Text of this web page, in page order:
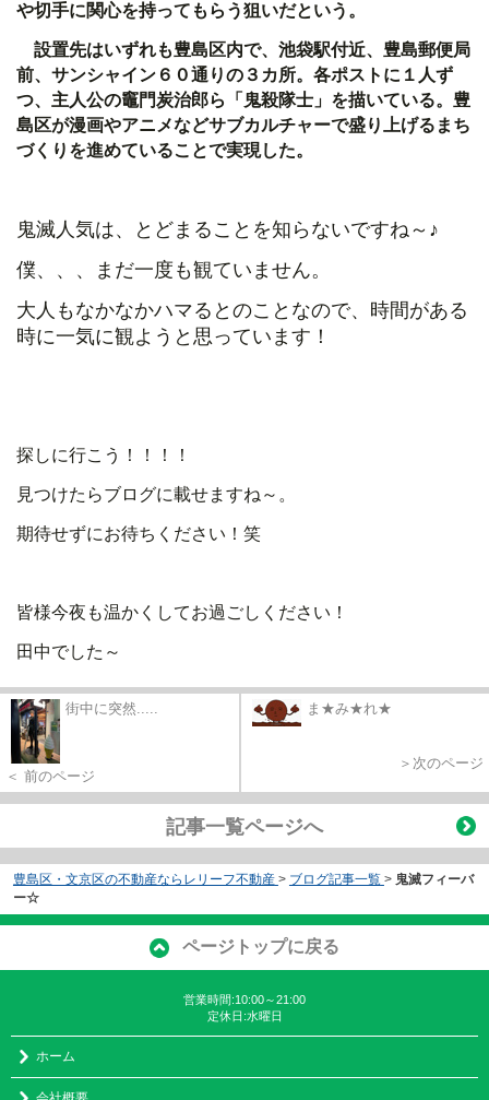
や切手に関心を持ってもらう狙いだという。
設置先はいずれも豊島区内で、池袋駅付近、豊島郵便局
前、サンシャイン６０通りの３カ所。各ポストに１人ず
つ、主人公の竈門炭治郎ら「鬼殺隊士」を描いている。豊
島区が漫画やアニメなどサブカルチャーで盛り上げるまち
づくりを進めていることで実現した。
鬼滅人気は、とどまることを知らないですね～♪
僕、、、まだ一度も観ていません。
大人もなかなかハマるとのことなので、時間がある
時に一気に観ようと思っています！
探しに行こう！！！！
見つけたらブログに載せますね～。
期待せずにお待ちください！笑
皆様今夜も温かくしてお過ごしください！
田中でした～
街中に突然.....
＜ 前のページ
ま★み★れ★
＞次のページ
記事一覧ページへ
豊島区・文京区の不動産ならレリーフ不動産 > ブログ記事一覧 > 鬼滅フィーバ
ー☆
ページトップに戻る
営業時間:10:00～21:00
定休日:水曜日
ホーム